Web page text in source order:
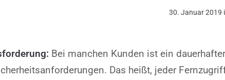
30. Januar 2019
Bei manchen Kunden ist ein
Das heißt, jeder